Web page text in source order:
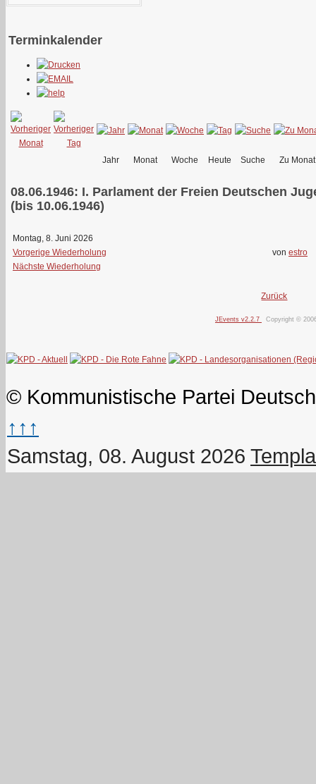
Terminkalender
Jahr Monat Woche Heute Suche Zu Monat
08.06.1946: I. Parlament der Freien Deutschen
(bis 10.06.1946)
Montag, 8. Juni 2026
Vorgerige Wiederholung
Nächste Wiederholung
von estro
Zurück
JEvents v2.2.7 Copyright ©
© Kommunistische Partei
↑↑↑
Samstag, 08. August 2026